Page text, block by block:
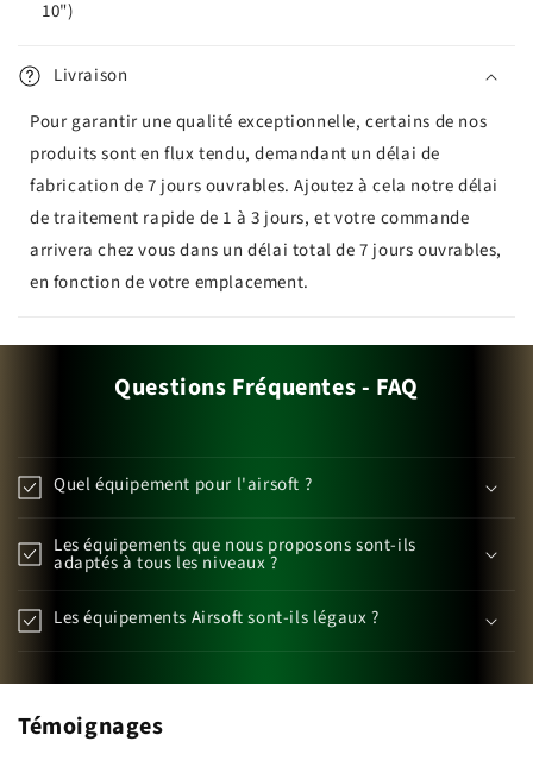
10")
Livraison
Pour garantir une qualité exceptionnelle, certains de nos
produits sont en flux tendu, demandant un délai de
fabrication de 7 jours ouvrables. Ajoutez à cela notre délai
de traitement rapide de 1 à 3 jours, et votre commande
arrivera chez vous dans un délai total de 7 jours ouvrables,
en fonction de votre emplacement.
Questions Fréquentes - FAQ
Quel équipement pour l'airsoft ?
Les équipements que nous proposons sont-ils
adaptés à tous les niveaux ?
Les équipements Airsoft sont-ils légaux ?
Témoignages